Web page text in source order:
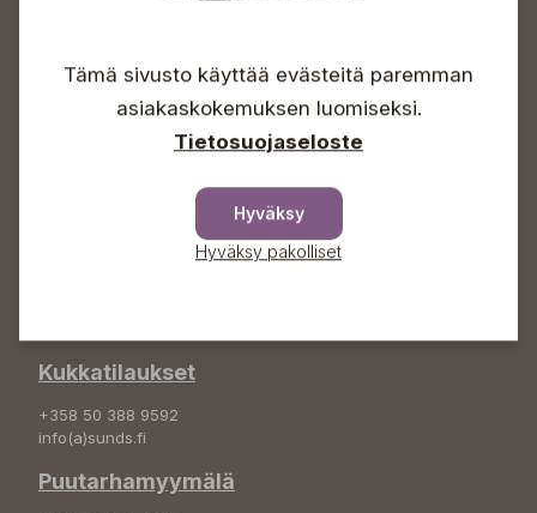
Lauantaisin 09-16
Sunnuntaisin Itsepalvelu
Info & vaihde
Kukkatilaukset
+358 50 388 9592
info(a)sunds.fi
Puutarhamyymälä
Tämä sivusto käyttää evästeitä paremman
asiakaskokemuksen luomiseksi.
Tietosuojaseloste
Hyväksy
Hyväksy pakolliset